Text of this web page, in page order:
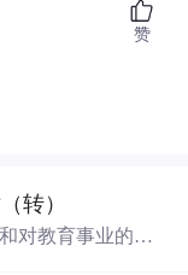
赞
转）
对教育事业的执